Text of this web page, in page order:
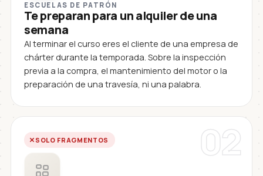
ESCUELAS DE PATRÓN
Te preparan para un alquiler de una
semana
Al terminar el curso eres el cliente de una empresa de
chárter durante la temporada. Sobre la inspección
previa a la compra, el mantenimiento del motor o la
preparación de una travesía, ni una palabra.
02
SOLO FRAGMENTOS